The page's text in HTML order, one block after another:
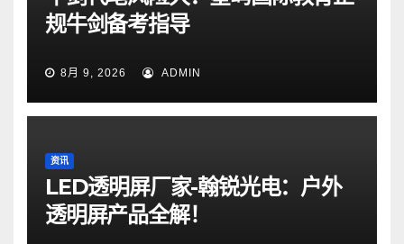
规牛剑备考指导
8月 9, 2026 ADMIN
资讯
LED透明屏厂家-翰锐光电：户外
透明屏产品全解！